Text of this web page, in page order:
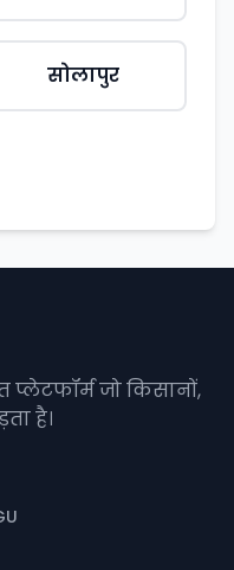
सोलापुर
जो किसानों,
है।